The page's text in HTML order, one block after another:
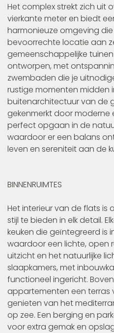
Het complex strekt zich uit
vierkante meter en biedt
harmonieuze omgeving
bevoorrechte locatie aan
gemeenschappelijke
ontworpen, met
zwembaden die je
rustige momenten midden
buitenarchitectuur van de
gekenmerkt door moderne
perfect opgaan in de
waardoor er een balans
leven en sereniteit aan de
BINNENRUIMTES
Het interieur van de flats
stijl te bieden in elk detail.
keuken die geïntegreerd is
waardoor een lichte, open
uitzicht en het natuurlijke
slaapkamers, met
functioneel ingericht.
appartementen een terras
genieten van het
op zee. Een berging en
voor extra gemak en